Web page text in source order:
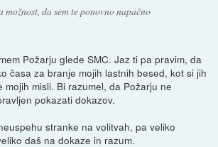
možnost, da sem te ponovno napačno
Požarju glede SMC. Jaz ti pa pravim, da
časa za branje mojih lastnih besed, kot si jih
misli. Bi razumel, da Požarju ne
pokazati dokazov.
stranke na volitvah, pa veliko
daš na dokaze in razum.